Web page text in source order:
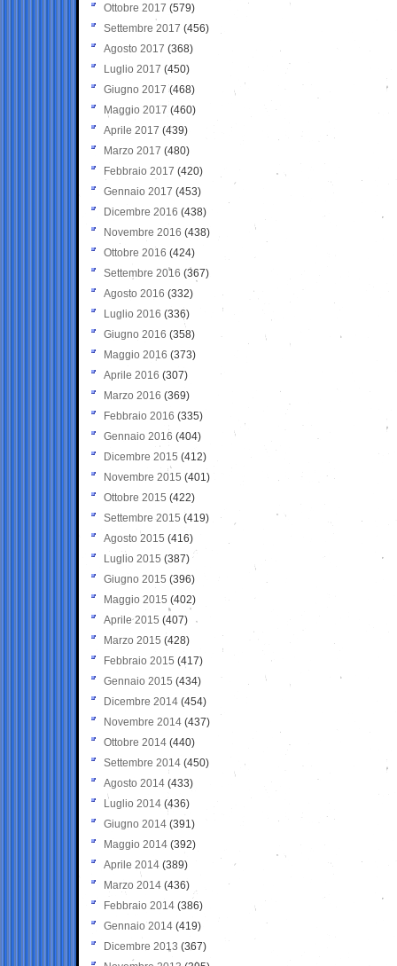
Ottobre 2017 (579)
Settembre 2017 (456)
Agosto 2017 (368)
Luglio 2017 (450)
Giugno 2017 (468)
Maggio 2017 (460)
Aprile 2017 (439)
Marzo 2017 (480)
Febbraio 2017 (420)
Gennaio 2017 (453)
Dicembre 2016 (438)
Novembre 2016 (438)
Ottobre 2016 (424)
Settembre 2016 (367)
Agosto 2016 (332)
Luglio 2016 (336)
Giugno 2016 (358)
Maggio 2016 (373)
Aprile 2016 (307)
Marzo 2016 (369)
Febbraio 2016 (335)
Gennaio 2016 (404)
Dicembre 2015 (412)
Novembre 2015 (401)
Ottobre 2015 (422)
Settembre 2015 (419)
Agosto 2015 (416)
Luglio 2015 (387)
Giugno 2015 (396)
Maggio 2015 (402)
Aprile 2015 (407)
Marzo 2015 (428)
Febbraio 2015 (417)
Gennaio 2015 (434)
Dicembre 2014 (454)
Novembre 2014 (437)
Ottobre 2014 (440)
Settembre 2014 (450)
Agosto 2014 (433)
Luglio 2014 (436)
Giugno 2014 (391)
Maggio 2014 (392)
Aprile 2014 (389)
Marzo 2014 (436)
Febbraio 2014 (386)
Gennaio 2014 (419)
Dicembre 2013 (367)